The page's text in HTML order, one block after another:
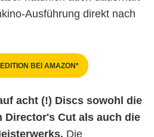
Ausführung direkt nach
BEI AMAZON*
acht (!) Discs sowohl die
Director's Cut als auch die
Die